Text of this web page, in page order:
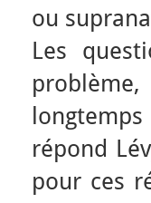
ou
Les
répond
pour ces